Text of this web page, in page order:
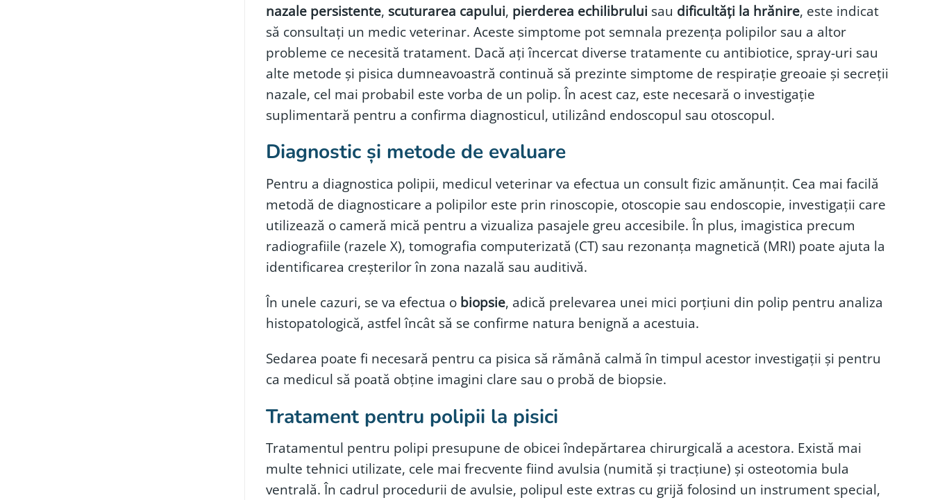
nazale persistente, scuturarea capului, pierderea echilibrului sau dificultăți la hrănire, este indicat
să consultați un medic veterinar. Aceste simptome pot semnala prezența polipilor sau a altor
probleme ce necesită tratament. Dacă ați încercat diverse tratamente cu antibiotice, spray-uri sau
alte metode și pisica dumneavoastră continuă să prezinte simptome de respirație greoaie și secreții
nazale, cel mai probabil este vorba de un polip. În acest caz, este necesară o investigație
suplimentară pentru a confirma diagnosticul, utilizând endoscopul sau otoscopul.
Diagnostic și metode de evaluare
Pentru a diagnostica polipii, medicul veterinar va efectua un consult fizic amănunțit. Cea mai facilă
metodă de diagnosticare a polipilor este prin rinoscopie, otoscopie sau endoscopie, investigații care
utilizează o cameră mică pentru a vizualiza pasajele greu accesibile. În plus, imagistica precum
radiografiile (razele X), tomografia computerizată (CT) sau rezonanța magnetică (MRI) poate ajuta la
identificarea creșterilor în zona nazală sau auditivă.
În unele cazuri, se va efectua o biopsie, adică prelevarea unei mici porțiuni din polip pentru analiza
histopatologică, astfel încât să se confirme natura benignă a acestuia.
Sedarea poate fi necesară pentru ca pisica să rămână calmă în timpul acestor investigații și pentru
ca medicul să poată obține imagini clare sau o probă de biopsie.
Tratament pentru polipii la pisici
Tratamentul pentru polipi presupune de obicei îndepărtarea chirurgicală a acestora. Există mai
multe tehnici utilizate, cele mai frecvente fiind avulsia (numită și tracțiune) și osteotomia bula
ventrală. În cadrul procedurii de avulsie, polipul este extras cu grijă folosind un instrument special,